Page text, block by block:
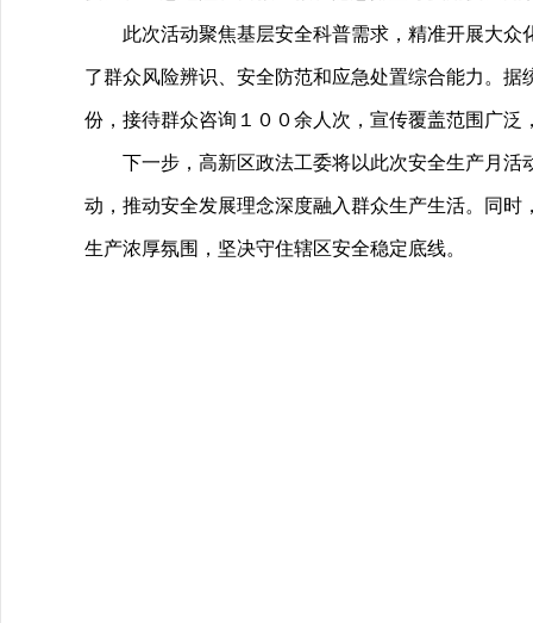
此次活动聚焦基层安全科普需求，精准开展大
了群众风险辨识、安全防范和应急处置综合能力。
份，接待群众咨询１００余人次，宣传覆盖范围广
下一步，高新区政法工委将以此次安全生产月
动，推动安全发展理念深度融入群众生产生活。同
生产浓厚氛围，坚决守住辖区安全稳定底线。